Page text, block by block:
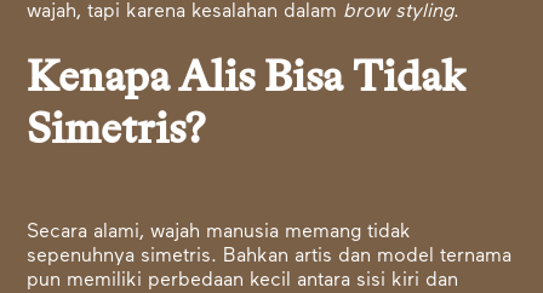
wajah, tapi karena kesalahan dalam brow styling.
Kenapa Alis Bisa Tidak
Simetris?
Secara alami, wajah manusia memang tidak
sepenuhnya simetris. Bahkan artis dan model ternama
pun memiliki perbedaan kecil antara sisi kiri dan